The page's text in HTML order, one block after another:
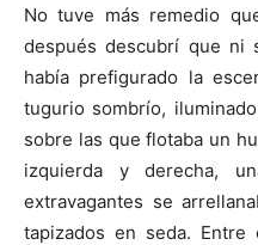
No tuve más remedio
después descubrí que ni
había prefigurado la
tugurio sombrío,
sobre las que flotaba un
izquierda y derecha,
extravagantes se
tapizados en seda.